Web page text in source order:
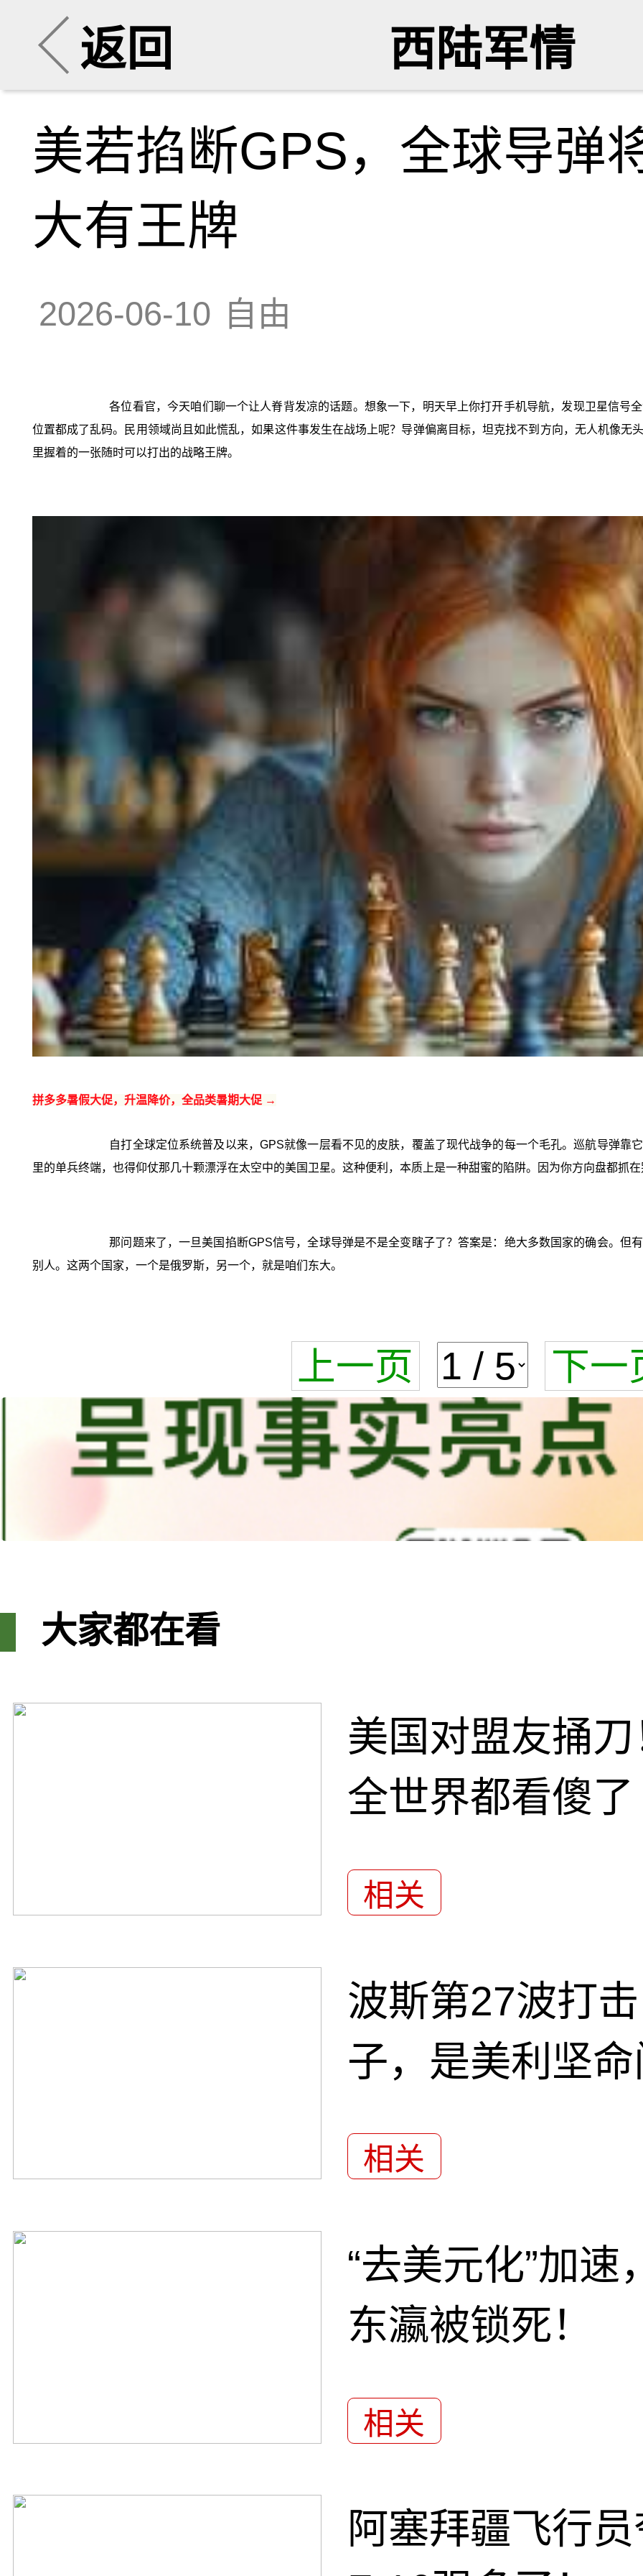
返回 西陆军情
美若掐断GPS，全球导弹
大有王牌
2026-06-10 自由
各位看官，今天咱们聊一个让人脊背发凉的话题。想象一下，明天早上你打开手机导航，发现卫星信号
位置都成了乱码。民用领域尚且如此慌乱，如果这件事发生在战场上呢？导弹偏离目标，坦克找不到方向，无人机像
里握着的一张随时可以打出的战略王牌。
拼多多暑假大促，升温降价，全品类暑期大促 →
自打全球定位系统普及以来，GPS就像一层看不见的皮肤，覆盖了现代战争的每一个毛孔。巡航导弹靠
里的单兵终端，也得仰仗那几十颗漂浮在太空中的美国卫星。这种便利，本质上是一种甜蜜的陷阱。因为你方向盘都抓
那问题来了，一旦美国掐断GPS信号，全球导弹是不是全变瞎子了？答案是：绝大多数国家的确会。但
别人。这两个国家，一个是俄罗斯，另一个，就是咱们东大。
上一页 下一
大家都在看
美国对盟友捅
全世界都看傻了
相关
波斯第27波打
子，是美利坚
相关
“去美元化”加
东瀛被锁死！
相关
阿塞拜疆飞行